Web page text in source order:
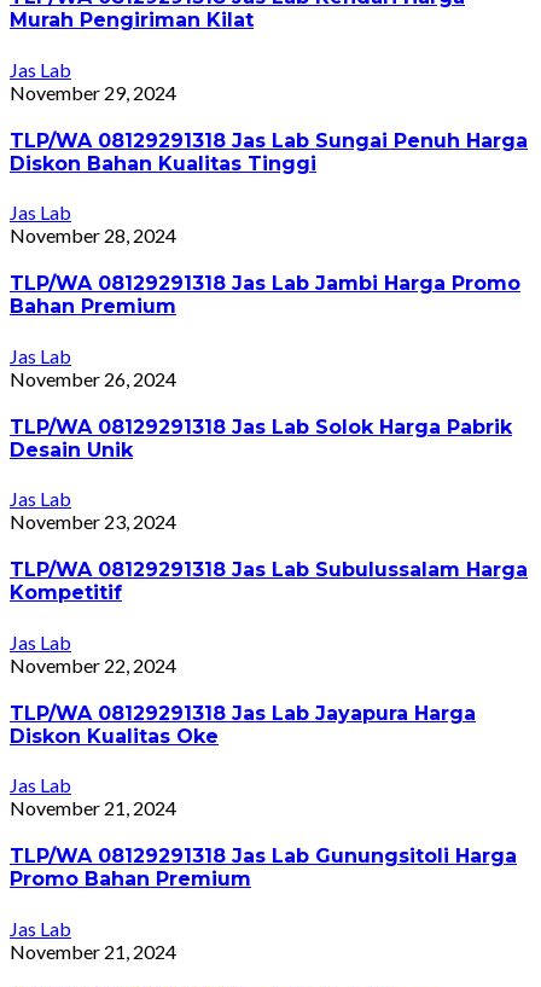
Murah Pengiriman Kilat
Jas Lab
November 29, 2024
TLP/WA 08129291318 Jas Lab Sungai Penuh Harga
Diskon Bahan Kualitas Tinggi
Jas Lab
November 28, 2024
TLP/WA 08129291318 Jas Lab Jambi Harga Promo
Bahan Premium
Jas Lab
November 26, 2024
TLP/WA 08129291318 Jas Lab Solok Harga Pabrik
Desain Unik
Jas Lab
November 23, 2024
TLP/WA 08129291318 Jas Lab Subulussalam Harga
Kompetitif
Jas Lab
November 22, 2024
TLP/WA 08129291318 Jas Lab Jayapura Harga
Diskon Kualitas Oke
Jas Lab
November 21, 2024
TLP/WA 08129291318 Jas Lab Gunungsitoli Harga
Promo Bahan Premium
Jas Lab
November 21, 2024